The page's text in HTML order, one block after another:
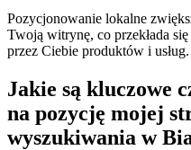
Pozycjonowanie lokalne
Twoją witrynę, co przekłada
przez Ciebie produktów i usług.
Jakie są kluczowe
na pozycję mojej
wyszukiwania w